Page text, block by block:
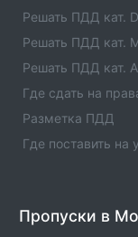
Информация об
Оператор
Оператор
Информация об
Оператор
оператора,
Информация об
Решать ПДД кат. D
Решать ПДД кат.
Решать ПДД кат. A
Где сдать на
Разметка ПДД
Где поставить на
Пропуски в